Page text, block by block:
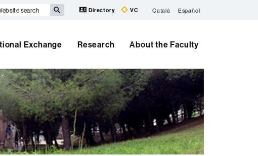
Directory VC Català Español
Exchange Research About the Faculty